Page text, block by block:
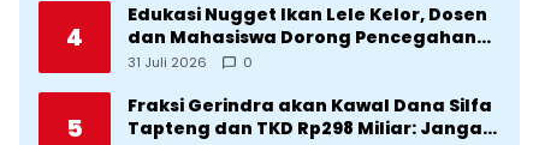
4
Edukasi Nugget Ikan Lele Kelor, Dosen
dan Mahasiswa Dorong Pencegahan
Stunting di Desa Silangkitang
31 Juli 2026 0
5
Fraksi Gerindra akan Kawal Dana Silfa
Tapteng dan TKD Rp298 Miliar: Jangan